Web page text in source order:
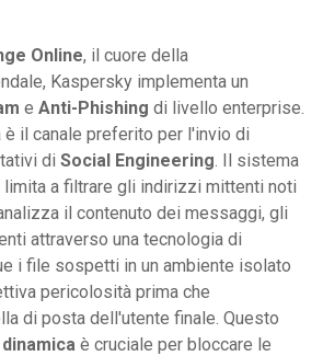
Online, il cuore della
Kaspersky implementa un
e Anti-Phishing di livello enterprise.
il canale preferito per l'invio di
di Social Engineering. Il sistema
a filtrare gli indirizzi mittenti noti
il contenuto dei messaggi, gli
attraverso una tecnologia di
i file sospetti in un ambiente isolato
pericolosità prima che
di posta dell'utente finale. Questo
è cruciale per bloccare le